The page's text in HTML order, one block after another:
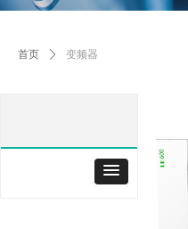
首页 ꄲ 变频器